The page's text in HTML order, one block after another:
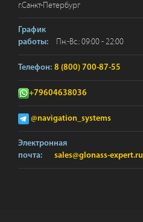
г.Санкт-Петербург
График
работы:
Пн.-Вс.: 09:00 - 22:00
Телефон: 8 (800) 700-87-55
+79604638036
@navigation_systems
Электронная
почта:
sales@glonass-expert.ru